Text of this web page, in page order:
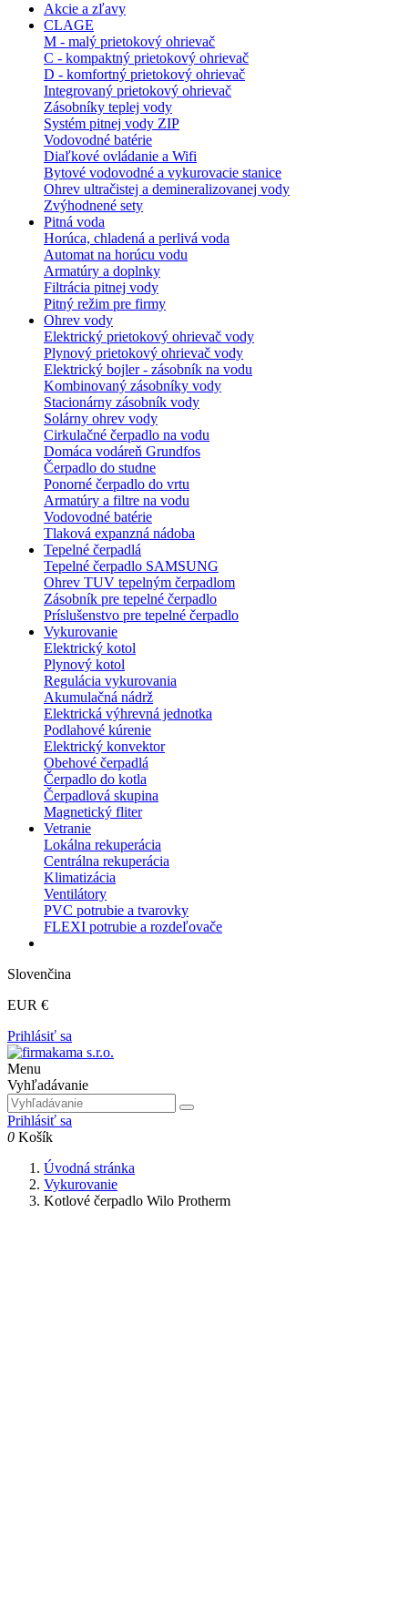
Akcie a zľavy
CLAGE
M - malý prietokový ohrievač
C - kompaktný prietokový ohrievač
D - komfortný prietokový ohrievač
Integrovaný prietokový ohrievač
Zásobníky teplej vody
Systém pitnej vody ZIP
Vodovodné batérie
Diaľkové ovládanie a Wifi
Bytové vodovodné a vykurovacie stanice
Ohrev ultračistej a demineralizovanej vody
Zvýhodnené sety
Pitná voda
Horúca, chladená a perlivá voda
Automat na horúcu vodu
Armatúry a doplnky
Filtrácia pitnej vody
Pitný režim pre firmy
Ohrev vody
Elektrický prietokový ohrievač vody
Plynový prietokový ohrievač vody
Elektrický bojler - zásobník na vodu
Kombinovaný zásobníky vody
Stacionárny zásobník vody
Solárny ohrev vody
Cirkulačné čerpadlo na vodu
Domáca vodáreň Grundfos
Čerpadlo do studne
Ponorné čerpadlo do vrtu
Armatúry a filtre na vodu
Vodovodné batérie
Tlaková expanzná nádoba
Tepelné čerpadlá
Tepelné čerpadlo SAMSUNG
Ohrev TUV tepelným čerpadlom
Zásobník pre tepelné čerpadlo
Príslušenstvo pre tepelné čerpadlo
Vykurovanie
Elektrický kotol
Plynový kotol
Regulácia vykurovania
Akumulačná nádrž
Elektrická výhrevná jednotka
Podlahové kúrenie
Elektrický konvektor
Obehové čerpadlá
Čerpadlo do kotla
Čerpadlová skupina
Magnetický fliter
Vetranie
Lokálna rekuperácia
Centrálna rekuperácia
Klimatizácia
Ventilátory
PVC potrubie a tvarovky
FLEXI potrubie a rozdeľovače
Slovenčina
EUR €
Prihlásiť sa
Menu
Vyhľadávanie
Prihlásiť sa
0 Košík
Úvodná stránka
Vykurovanie
Kotlové čerpadlo Wilo Protherm